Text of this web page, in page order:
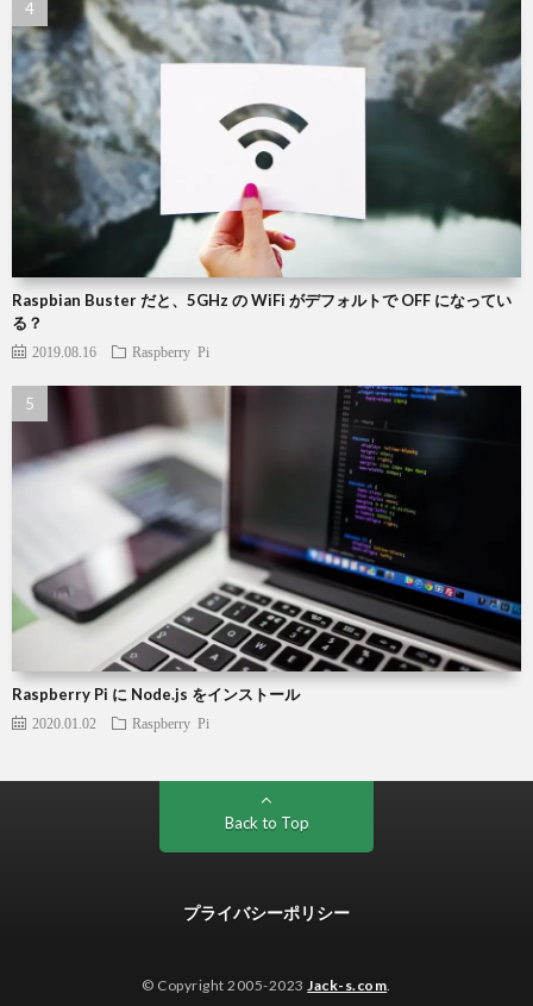
Raspbian Buster だと、5GHz の WiFi がデフォルトで OFF になってい
る？
2019.08.16 Raspberry Pi
Raspberry Pi に Node.js をインストール
2020.01.02 Raspberry Pi
Back to Top
プライバシーポリシー
© Copyright 2005-2023Jack-s.com.